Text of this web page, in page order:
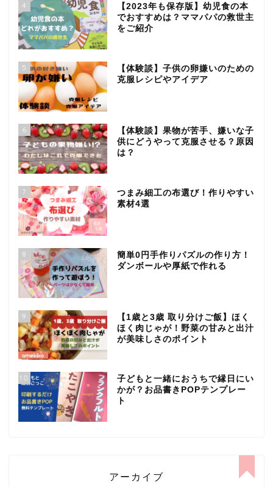
4
【2023年も保存版】幼児食の本
でおすすめは？ママパパの救世主
をご紹介
5
【体験談】子供の卵嫌いのための
克服レシピやアイデア
6
【体験談】果物が苦手、嫌いな子
供にどうやって克服させる？原因
は？
7
つまみ細工の布選び！作りやすい
素材4選
8
簡単0円手作りパズルの作り方！
ダンボールや厚紙で作れる
9
【1歳と3歳 取り分けご飯】ほく
ほく肉じゃが！野菜の甘みと出汁
が美味しさのポイント
10
子どもと一緒におうちで縁日にい
かが？お品書きPOPテンプレー
ト
アーカイブ